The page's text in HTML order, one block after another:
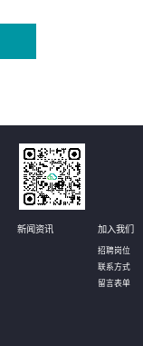
新闻资讯 加入我们
招聘岗位
联系方式
留言表单